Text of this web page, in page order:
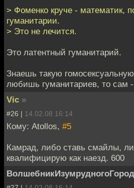
> Фоменко круче - математик,
гуманитарии.
> Это не лечится.
Это латентный гуманитарий.
Знаешь такую
любишь гуманитариев, то сам
Vic »
#26 | 14.02.08 16:14
Кому: Atollos, #5
Камрад, либо ставь смайлы,
квалифицирую как наезд. 600